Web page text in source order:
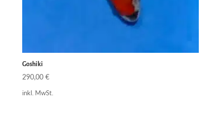
Goshiki
290,00 €
inkl. MwSt.